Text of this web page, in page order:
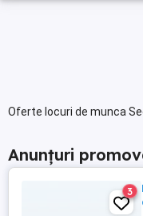
Oferte locuri de munca
Anunțuri
3